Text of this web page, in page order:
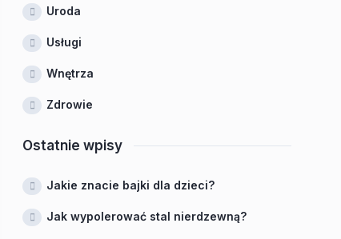
Uroda
Usługi
Wnętrza
Zdrowie
Ostatnie wpisy
Jakie znacie bajki dla dzieci?
Jak wypolerować stal nierdzewną?